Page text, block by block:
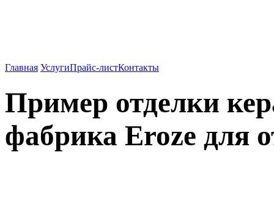
Главная УслугиПрайс-листКонтакты
Пример отделки
фабрика Eroze для